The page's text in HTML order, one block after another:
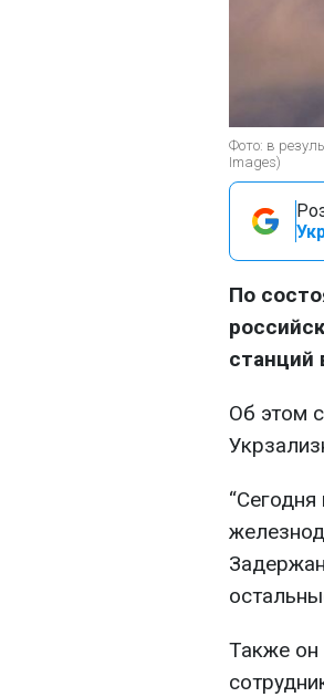
Фото: в
Images)
По
станций
Об этом
Также он